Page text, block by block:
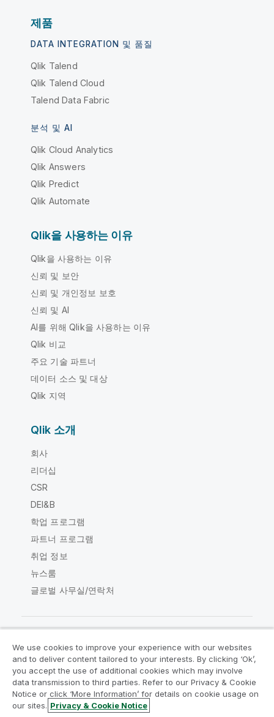
제품
DATA INTEGRATION 및 품질
Qlik Talend
Qlik Talend Cloud
Talend Data Fabric
분석 및 AI
Qlik Cloud Analytics
Qlik Answers
Qlik Predict
Qlik Automate
Qlik을 사용하는 이유
Qlik을 사용하는 이유
신뢰 및 보안
신뢰 및 개인정보 보호
신뢰 및 AI
AI를 위해 Qlik을 사용하는 이유
Qlik 비교
주요 기술 파트너
데이터 소스 및 대상
Qlik 지역
Qlik 소개
회사
리더십
CSR
DEI&B
학업 프로그램
파트너 프로그램
취업 정보
뉴스룸
글로벌 사무실/연락처
Qlik Community
법적 계약 제품 약관
Legal Policies
Legal Policies
사용 약관
We use cookies to improve your experience with our websites
and to deliver content tailored to your interests. By clicking ‘Ok’,
you accept the use of additional cookies which may involve
data transmission to third parties. Refer to our Privacy & Cookie
Notice or click ‘More Information’ for details on cookie usage on
our sites. Privacy & Cookie Notice